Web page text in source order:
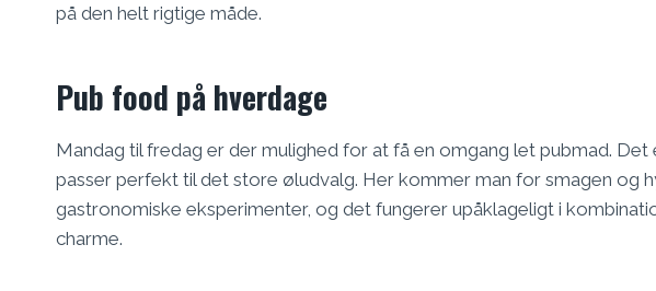
på den helt rigtige måde.
Pub food på hverdage
Mandag til fredag er der mulighed for at få en omgang let pubmad.
passer perfekt til det store øludvalg. Her kommer man for smagen og
gastronomiske eksperimenter, og det fungerer upåklageligt i
charme.